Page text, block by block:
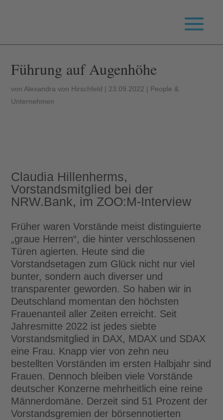
Führung auf Augenhöhe
von Alexandra von Hirschfeld | 23.09.2022 | People &
Unternehmen
Claudia Hillenherms,
Vorstandsmitglied bei der
NRW.Bank, im ZOO:M-Interview
Früher waren Vorstände meist distinguierte
„graue Herren“, die hinter verschlossenen
Türen agierten. Heute sind die
Vorstandsetagen zum Glück nicht nur viel
bunter, sondern auch diverser und
transparenter geworden. So haben wir in
Deutschland momentan den höchsten
Frauenanteil aller Zeiten erreicht. Seit
Jahresmitte 2022 ist jedes siebte
Vorstandsmitglied in DAX, MDAX und SDAX
eine Frau. Knapp vier von zehn neu
bestellten Vorständen im ersten Halbjahr sind
Frauen. Dennoch bleiben viele Vorstände
deutscher Konzerne mehrheitlich eine reine
Männerdomäne. Derzeit sind 51 Prozent der
Vorstandsgremien der börsennotierten